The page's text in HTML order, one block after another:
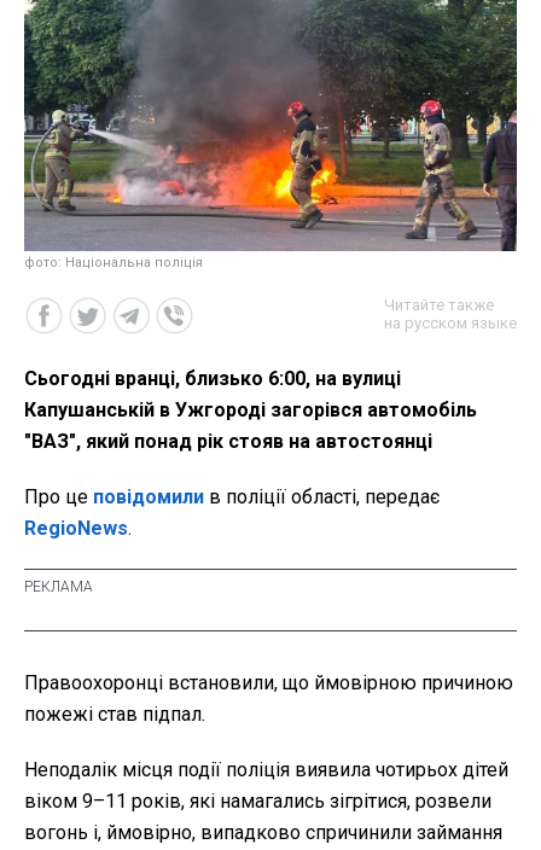
фото: Національна поліція
Читайте также
на русском языке
Сьогодні вранці, близько 6:00, на вулиці
Капушанській в Ужгороді загорівся автомобіль
"ВАЗ", який понад рік стояв на автостоянці
Про це повідомили в поліції області, передає
RegioNews.
Правоохоронці встановили, що ймовірною причиною
пожежі став підпал.
Неподалік місця події поліція виявила чотирьох дітей
віком 9–11 років, які намагались зігрітися, розвели
вогонь і, ймовірно, випадково спричинили займання